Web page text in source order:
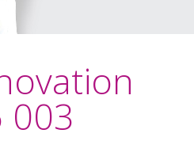
003